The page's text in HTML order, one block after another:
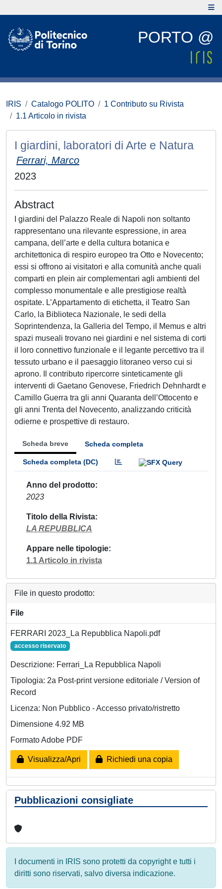
PORTO @
IRIS Catalogo POLITO
1 Contributo su Rivista
1.1 Articolo in rivista
I giardini, laboratori di Arte e Natura
Ferrari, Marco
2023
Abstract
I giardini del Palazzo Reale di Napoli non soltanto
rappresentano una rilevante espressione, in area
campana, dell’arte e della cultura botanica e
architettonica di respiro europeo tra Otto e Novecento;
essi si offrono ai visitatori e alla comunità anche quali
comparti en plein air complementari agli ambienti del
complesso monumentale e alle prestigiose realtà
ospitate. L’Appartamento di etichetta, il Teatro San
Carlo, la Biblioteca Nazionale, le sedi della
Soprintendenza, la Galleria del Tempo, il Memus e altri
spazi museali trovano nei giardini e nel sistema di corti
il loro connettivo funzionale e il legante percettivo tra il
tessuto urbano e il paesaggio litoraneo verso cui si
aprono. Il contributo ripercorre sinteticamente gli
interventi di Gaetano Genovese, Friedrich Dehnhardt e
Camillo Guerra tra gli anni Quaranta dell’Ottocento e
gli anni Trenta del Novecento, analizzando criticità
odierne e prospettive di restauro.
Scheda breve Scheda completa
Scheda completa (DC)
Anno del prodotto
2023
Titolo della Rivista
LA REPUBBLICA
Appare nelle tipologie
1.1 Articolo in rivista
File in questo prodotto:
File
FERRARI 2023_La Repubblica Napoli.pdf
accesso riservato
Descrizione: Ferrari_La Repubblica Napoli
Tipologia: 2a Post-print versione editoriale / Version of
Record
Licenza: Non Pubblico - Accesso privato/ristretto
Dimensione 4.92 MB
Formato Adobe PDF
Visualizza/Apri Richiedi una copia
Pubblicazioni consigliate
I documenti in IRIS sono protetti da copyright e tutti i
diritti sono riservati, salvo diversa indicazione.